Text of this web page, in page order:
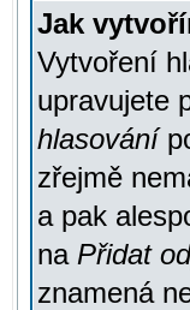
Jak
Vytvoření
upravujete
hlasování
zřejmě
a pak
na Přidat
znamená